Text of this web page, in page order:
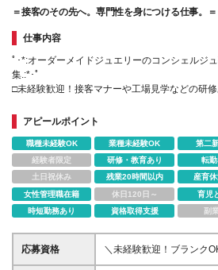
＝接客のその先へ。専門性を身につける仕事。＝
仕事内容
ﾟ･*:オーダーメイドジュエリーのコンシェルジ
集.:*･ﾟ
□未経験歓迎！接客マナーや工場見学などの研
□百貨店割引有！百貨店の社員食堂・休憩室も利
アピールポイント
職種未経験OK 業種未経験OK 第二
経験者限定
研修・教育あり 転
土日祝休み
残業20時間以内 産育
女性管理職在籍
休日120日～ 育児
時短勤務あり
資格取得支援 副
応募資格
＼未経験歓迎！ブランク
レンジも大歓迎 □学歴不